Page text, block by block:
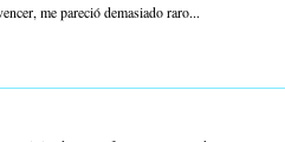
me pareció demasiado raro...